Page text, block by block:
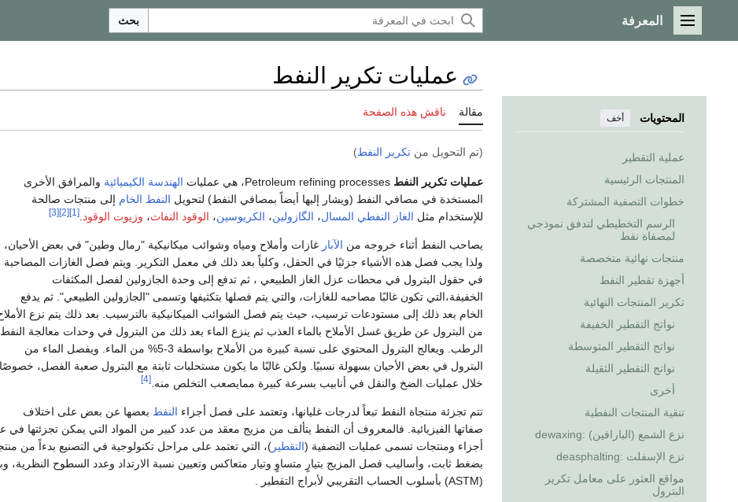
القائمة الرئيسية
المعرفة بحث
المحتويات أخف
عملية التقطير
المنتجات الرئيسية
خطوات التصفية المشتركة
الرسم التخطيطي لتدفق نموذجي
لمصفاة نفط
منتجات نهائية متخصصة
أجهزة تقطير النفط
تكرير المنتجات النهائية
نواتج التقطير الخفيفة
نواتج التقطير المتوسطة
نواتج التقطير الثقيلة
أخرى
تنقية المنتجات النفطية
نزع الشمع (البارافين) :dewaxing
نزع الإسفلت :deasphalting
مواقع العثور على معامل تكرير
البترول
عمليات تكرير النفط
مقالة ناقش هذه الصفحة
(تم التحويل من تكرير النفط)
عمليات تكرير النفط الهندسة الكيميائية والمرافق الأخرى
المستخدة في مصافي النفط (ويشار إليها أيضاً بمصافي النفط) لتحويل النفط الخام إلى منتجات صالحة
للإستخدام مثل الغاز النفطي المسال، الگازولين، الكريوسين، الوقود النفاث، وزيوت الوقود [1]
[2]
[3]
يصاحب النفط أثناء خروجه من الآبار غازات وأملاح ومياه وشوائب ميكانيكية "رمال وطين" في بعض الأحيان،
ولذا يجب فصل هذه الأشياء جزئيًا في الحقل، وكلياً بعد ذلك في معمل التكرير. ويتم فصل الغازات المصاحبة
في حقول البترول في محطات عزل الغاز الطبيعي ، ثم تدفع إلى وحدة الجازولين لفصل المكثفات
الخفيفة،التي تكون غالبًا مصاحبه للغازات، والتي يتم فصلها بتكثيفها وتسمى "الجازولين الطبيعي". ثم يدفع
الخام بعد ذلك إلى مستودعات ترسيب، حيث يتم فصل الشوائب الميكانيكية بالترسيب. بعد ذلك يتم نزع
من البترول عن طريق غسل الأملاح بالماء العذب ثم ينزع الماء بعد ذلك من البترول في وحدات معالجة النفط
الرطب. ويعالج البترول المحتوي على نسبة كبيرة من الأملاح بواسطة 3-5% من الماء. ويفصل الماء من
البترول في بعض الأحيان بسهولة نسبيًا. ولكن غالبًا ما يكون مستحلبات ثابتة مع البترول صعبة الفصل، خصوصًا
خلال عمليات الضخ والنقل في أنابيب بسرعة كبيرة ممايصعب التخلص منه. [4]
تتم تجزئة منتجاة النفط تبعاً لدرجات غليانها، وتعتمد على فصل أجزاء النفط بعضها عن بعض على اختلاف
صفاتها الفيزيائية. فالمعروف أن النفط يتألف من مزيج معقد من عدد كبير من المواد التي يمكن تجزئتها
أجزاء ومنتجات تسمى عمليات التصفية (التقطير )، التي تعتمد على مراحل تكنولوجية في التصنيع بدءاً من
بضغط ثابت، وأساليب فصل المزيج بتيارٍ متساوٍ وتيار متعاكس وتعيين نسبة الارتداد وعدد السطوح النظرية،
(ASTM) بأسلوب الحساب التقريبي لأبراج التقطير .